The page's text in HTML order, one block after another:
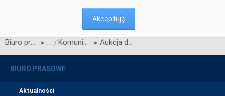
Akceptuję
Biuro prasowe > Komunikaty OSP > Aukcja dogrywkowa na rok dostaw 2029 została zakończona
BIURO PRASOWE
Aktualności